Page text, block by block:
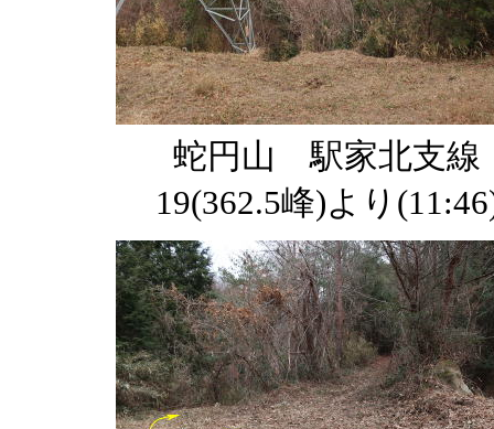
蛇円山 駅家北支線
19(362.5峰)より